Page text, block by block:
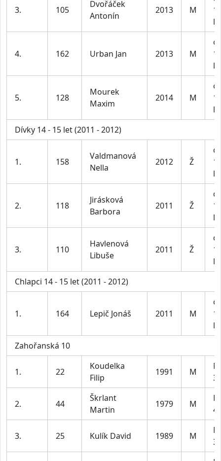
3. 105
Dvořáček
Antonín
2013 M
4. 162 Urban Jan 2013 M
5. 128
Mourek
Maxim
2014 M
Dívky 14 - 15 let (2011 - 2012)
1. 158
Valdmanová
Nella
2012 Ž
2. 118
Jirásková
Barbora
2011 Ž
3. 110
Havlenová
Libuše
2011 Ž
Chlapci 14 - 15 let (2011 - 2012)
1. 164 Lepič Jonáš 2011 M
Zahořanská 10
1. 22
Koudelka
Filip
1991 M
2. 44
Škrlant
Martin
1979 M
3. 25 Kulík David 1989 M